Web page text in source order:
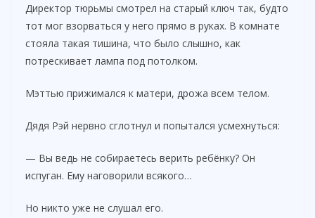
Директор тюрьмы смотрел на старый ключ так, будто
тот мог взорваться у него прямо в руках. В комнате
стояла такая тишина, что было слышно, как
потрескивает лампа под потолком.
Мэттью прижимался к матери, дрожа всем телом.
Дядя Рэй нервно сглотнул и попытался усмехнуться:
— Вы ведь не собираетесь верить ребёнку? Он
испуган. Ему наговорили всякого…
Но никто уже не слушал его.